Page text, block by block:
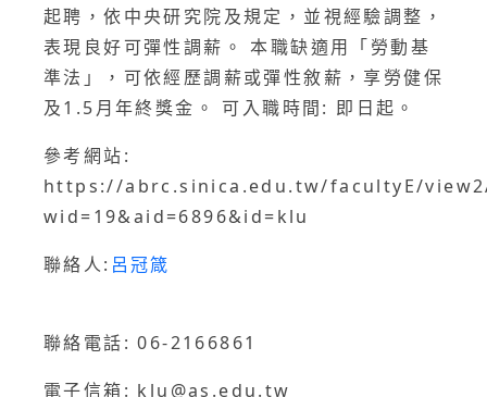
起聘，依中央研究院及規定，並視經驗調整，
表現良好可彈性調薪。 本職缺適用「勞動基
準法」，可依經歷調薪或彈性敘薪，享勞健保
及1.5月年終獎金。 可入職時間: 即日起。
參考網站:
https://abrc.sinica.edu.tw/facultyE/
wid=19&aid=6896&id=klu
聯絡人: 呂冠箴
聯絡電話: 06-2166861
電子信箱: klu@as.edu.tw